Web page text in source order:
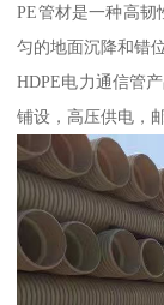
PE管材是一种高韧
匀的地面沉降和错
HDPE电力通信管
铺设，高压供电，